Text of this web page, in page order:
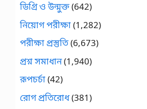
ডিগ্রি ও উন্মুক্ত(642)
নিয়োগ পরীক্ষা(1,282)
পরীক্ষা প্রস্তুতি(6,673)
প্রশ্ন সমাধান(1,940)
রূপচর্চা(42)
রোগ প্রতিরোধ(381)